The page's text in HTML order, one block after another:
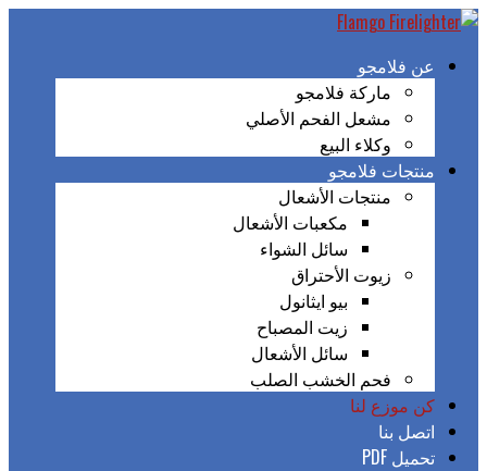
عن فلامجو
ماركة فلامجو
مشعل الفحم الأصلي
وكلاء البيع
منتجات فلامجو
منتجات الأشعال
مكعبات الأشعال
سائل الشواء
زيوت الأحتراق
بيو ايثانول
زيت المصباح
سائل الأشعال
فحم الخشب الصلب
كن موزع لنا
اتصل بنا
تحميل PDF